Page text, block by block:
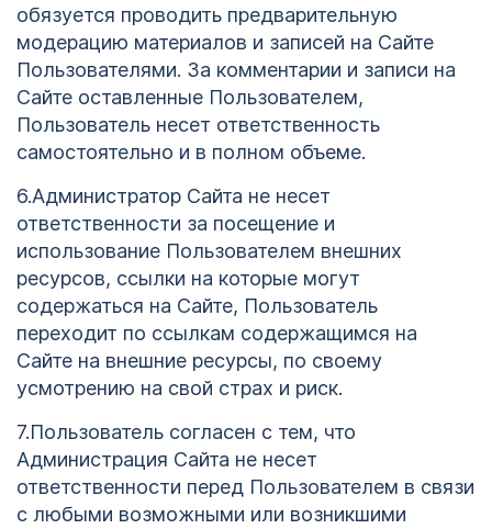
обязуется проводить предварительную
модерацию материалов и записей на Сайте
Пользователями. За комментарии и записи на
Сайте оставленные Пользователем,
Пользователь несет ответственность
самостоятельно и в полном объеме.
6.Администратор Сайта не несет
ответственности за посещение и
использование Пользователем внешних
ресурсов, ссылки на которые могут
содержаться на Сайте, Пользователь
переходит по ссылкам содержащимся на
Сайте на внешние ресурсы, по своему
усмотрению на свой страх и риск.
7.Пользователь согласен с тем, что
Администрация Сайта не несет
ответственности перед Пользователем в связи
с любыми возможными или возникшими